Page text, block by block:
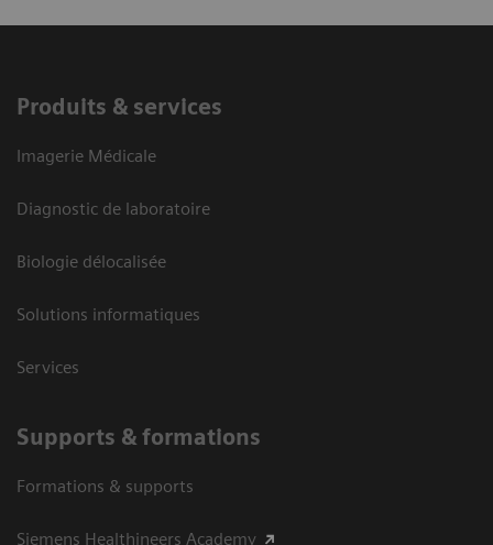
Produits & services
Imagerie Médicale
Diagnostic de laboratoire
Biologie délocalisée
Solutions informatiques
Services
Supports & formations
Formations & supports
Siemens Healthineers Academy